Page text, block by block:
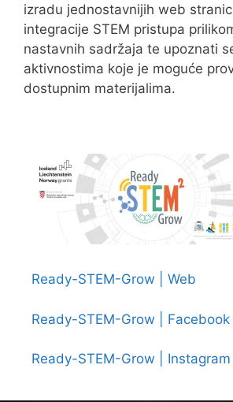
izradu jednostavnijih web
integracije STEM pristupa
nastavnih sadržaja te upoznati
aktivnostima koje je moguće
dostupnim materijalima.
Ready-STEM-Grow | Web
Ready-STEM-Grow | Facebook
Ready-STEM-Grow | Instagram